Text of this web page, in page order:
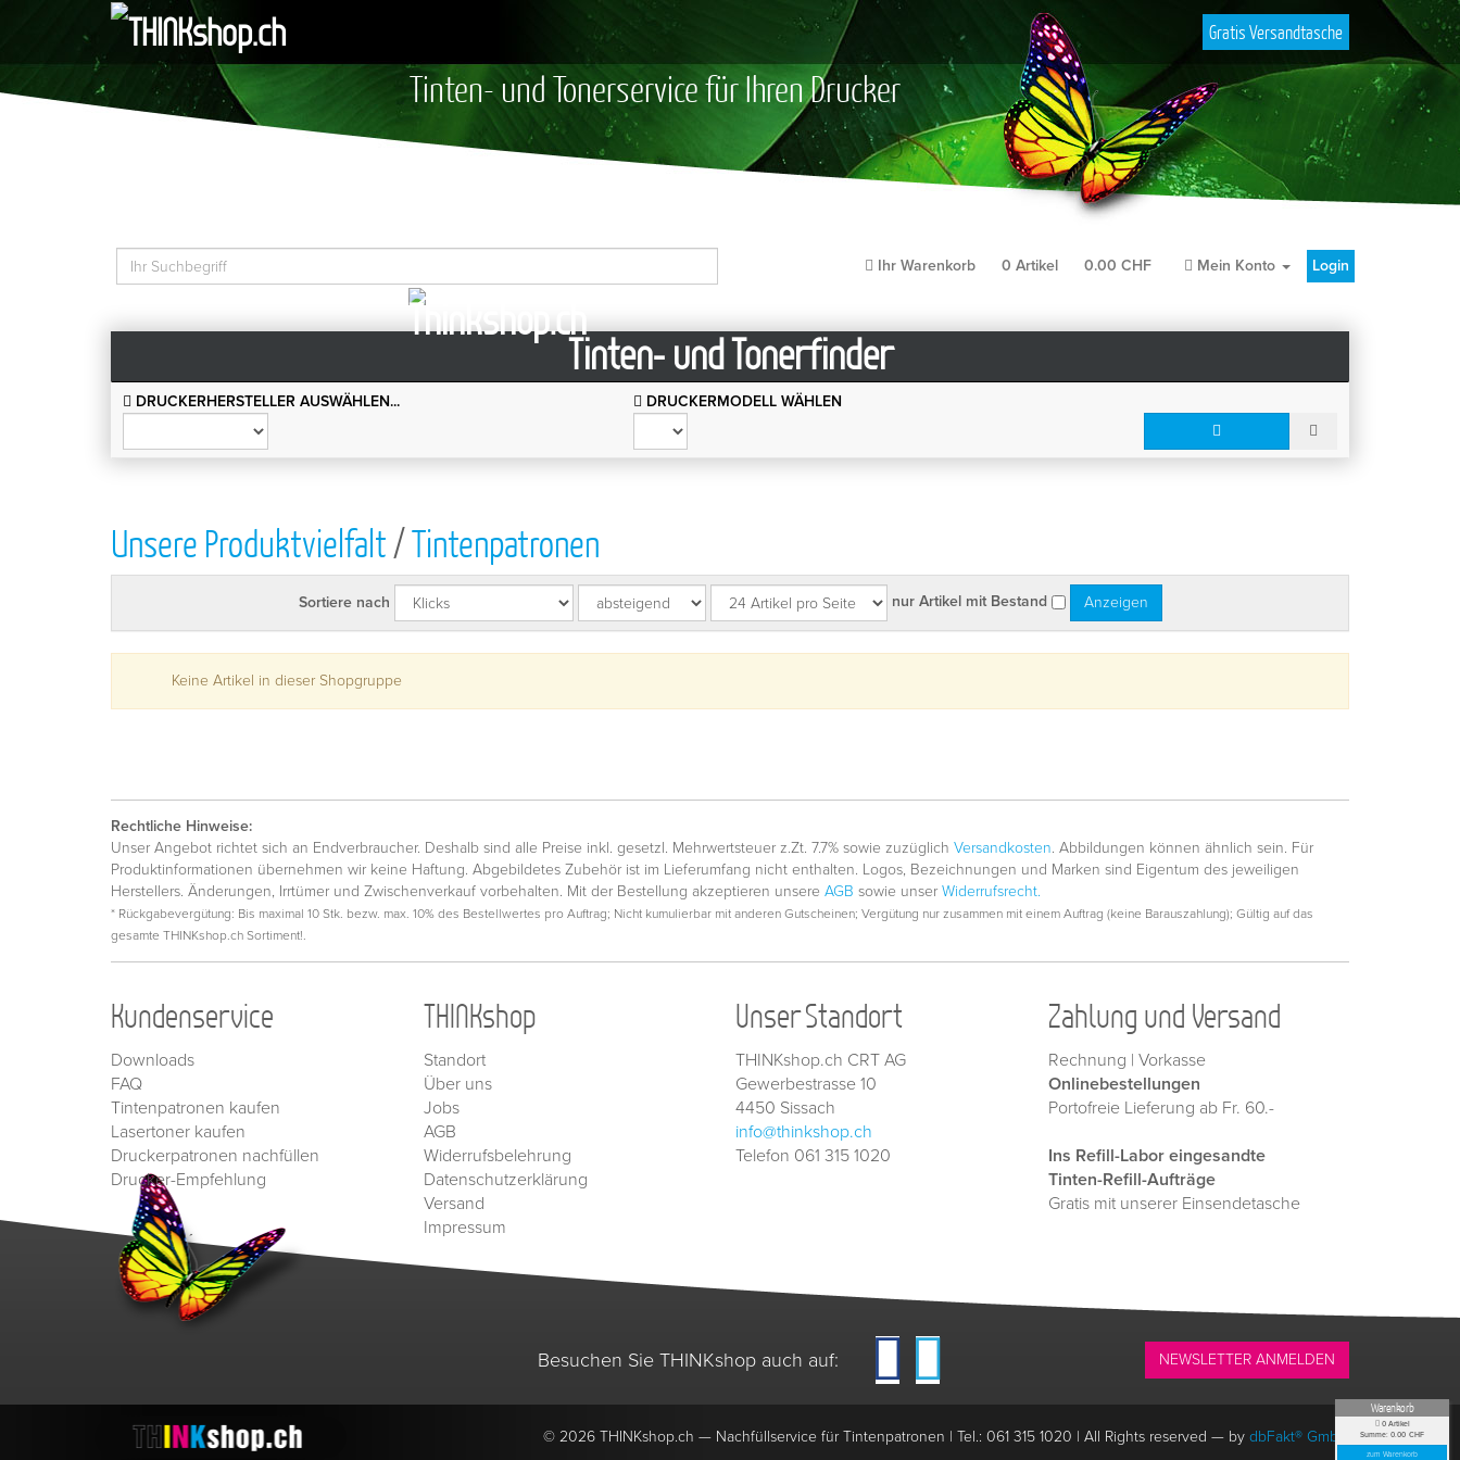
Warenkorb
0 Artikel
Summe: 0.00 CHF
zum Warenkorb
Gratis Versandtasche
Tinten- und Tonerservice für Ihren Drucker
Ihr Warenkorb 0 Artikel 0.00 CHF Mein Konto Login
Tinten- und Tonerfinder
DRUCKERHERSTELLER AUSWÄHLEN... DRUCKERMODELL WÄHLEN
Unsere Produktvielfalt/Tintenpatronen
Sortiere nach nur Artikel mit Bestand
Keine Artikel in dieser Shopgruppe
Rechtliche Hinweise:
Unser Angebot richtet sich an Endverbraucher. Deshalb sind alle Preise inkl. gesetzl. Mehrwertsteuer z.Zt. 7.7% sowie zuzüglich Versandkosten. Abbildungen können ähnlich sein. Für
Produktinformationen übernehmen wir keine Haftung. Abgebildetes Zubehör ist im Lieferumfang nicht enthalten. Logos, Bezeichnungen und Marken sind Eigentum des jeweiligen
Herstellers. Änderungen, Irrtümer und Zwischenverkauf vorbehalten. Mit der Bestellung akzeptieren unsere AGB sowie unser Widerrufsrecht.
* Rückgabevergütung: Bis maximal 10 Stk. bezw. max. 10% des Bestellwertes pro Auftrag; Nicht kumulierbar mit anderen Gutscheinen; Vergütung nur zusammen mit einem Auftrag (keine Barauszahlung); Gültig auf das
gesamte THINKshop.ch Sortiment!.
Kundenservice
Downloads
FAQ
Tintenpatronen kaufen
Lasertoner kaufen
Druckerpatronen nachfüllen
Drucker-Empfehlung
THINKshop
Standort
Über uns
Jobs
AGB
Widerrufsbelehrung
Datenschutzerklärung
Versand
Impressum
Unser Standort
THINKshop.ch CRT AG
Gewerbestrasse 10
4450 Sissach
info@thinkshop.ch
Telefon 061 315 1020
Zahlung und Versand
Rechnung | Vorkasse
Onlinebestellungen
Portofreie Lieferung ab Fr. 60.-
Ins Refill-Labor eingesandte
Tinten-Refill-Aufträge
Gratis mit unserer Einsendetasche
Besuchen Sie THINKshop auch auf: NEWSLETTER ANMELDEN
© 2026 THINKshop.ch — Nachfüllservice fürTintenpatronen | Tel.: 061 315 1020 | All Rights reserved — by dbFakt® GmbH